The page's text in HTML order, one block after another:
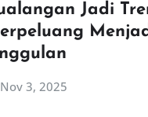
Jadi
Nov 3, 2025